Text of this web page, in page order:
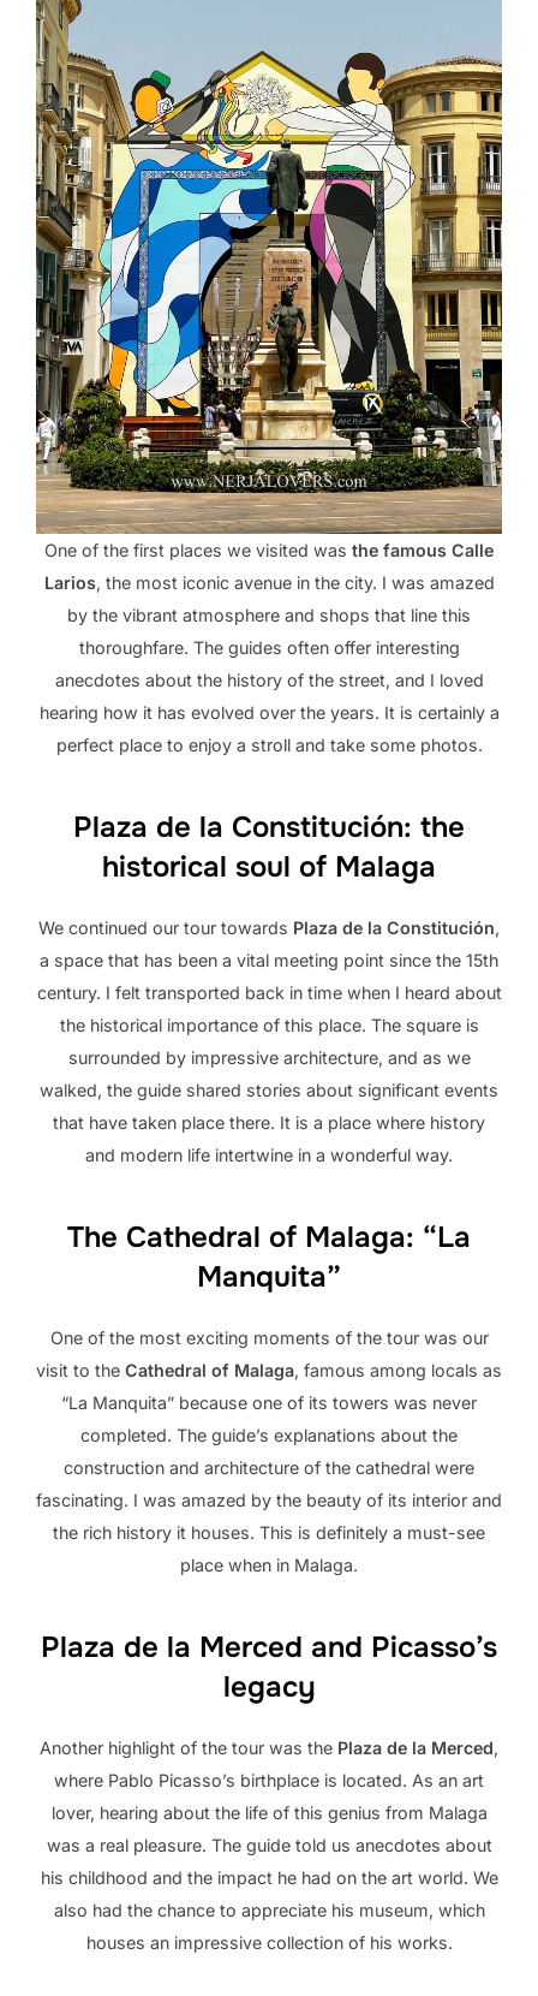
One of the first places we visited was the famous Calle
Larios, the most iconic avenue in the city. I was amazed
by the vibrant atmosphere and shops that line this
thoroughfare. The guides often offer interesting
anecdotes about the history of the street, and I loved
hearing how it has evolved over the years. It is certainly a
perfect place to enjoy a stroll and take some photos.
Plaza de la Constitución: the
historical soul of Malaga
We continued our tour towards Plaza de la Constitución,
a space that has been a vital meeting point since the 15th
century. I felt transported back in time when I heard about
the historical importance of this place. The square is
surrounded by impressive architecture, and as we
walked, the guide shared stories about significant events
that have taken place there. It is a place where history
and modern life intertwine in a wonderful way.
The Cathedral of Malaga: “La
Manquita”
One of the most exciting moments of the tour was our
visit to the Cathedral of Malaga, famous among locals as
“La Manquita” because one of its towers was never
completed. The guide’s explanations about the
construction and architecture of the cathedral were
fascinating. I was amazed by the beauty of its interior and
the rich history it houses. This is definitely a must-see
place when in Malaga.
Plaza de la Merced and Picasso’s
legacy
Another highlight of the tour was the Plaza de la Merced,
where Pablo Picasso’s birthplace is located. As an art
lover, hearing about the life of this genius from Malaga
was a real pleasure. The guide told us anecdotes about
his childhood and the impact he had on the art world. We
also had the chance to appreciate his museum, which
houses an impressive collection of his works.